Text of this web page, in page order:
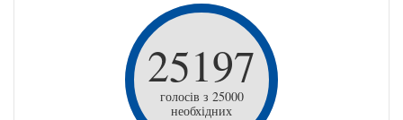
25197
голосів з 25000
необхідних